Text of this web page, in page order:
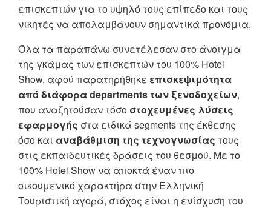
επισκεπτών για το υψηλό τους επίπεδο και τους
νικητές να απολαμβάνουν σημαντικά προνόμια.
Όλα τα παραπάνω συνετέλεσαν στο άνοιγμα
της γκάμας των επισκεπτών του 100% Hotel
Show, αφού παρατηρήθηκε επισκεψιμότητα
από διάφορα departments των ξενοδοχείων,
που αναζητούσαν τόσο στοχευμένες λύσεις
εφαρμογής στα ειδικά segments της έκθεσης
όσο και αναβάθμιση της τεχνογνωσίας τους
στις εκπαιδευτικές δράσεις του θεσμού. Με το
100% Hotel Show να αποκτά έναν πιο
οικουμενικό χαρακτήρα στην Ελληνική
Τουριστική αγορά, στόχος είναι η ενίσχυση του